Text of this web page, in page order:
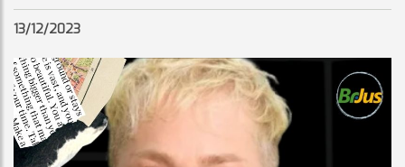
13/12/2023